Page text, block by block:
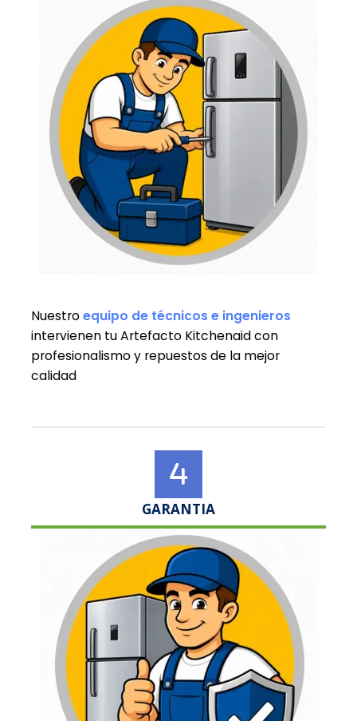
Nuestroequipo de técnicos e ingenieros
intervienen tu Artefacto Kitchenaid con
profesionalismo y repuestos de la mejor
calidad
GARANTIA